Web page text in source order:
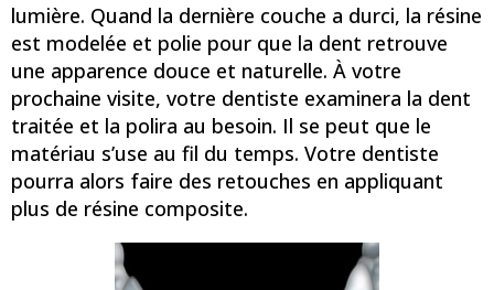
lumière. Quand la dernière couche a durci, la résine
est modelée et polie pour que la dent retrouve
une apparence douce et naturelle. À votre
prochaine visite, votre dentiste examinera la dent
traitée et la polira au besoin. Il se peut que le
matériau s’use au fil du temps. Votre dentiste
pourra alors faire des retouches en appliquant
plus de résine composite.